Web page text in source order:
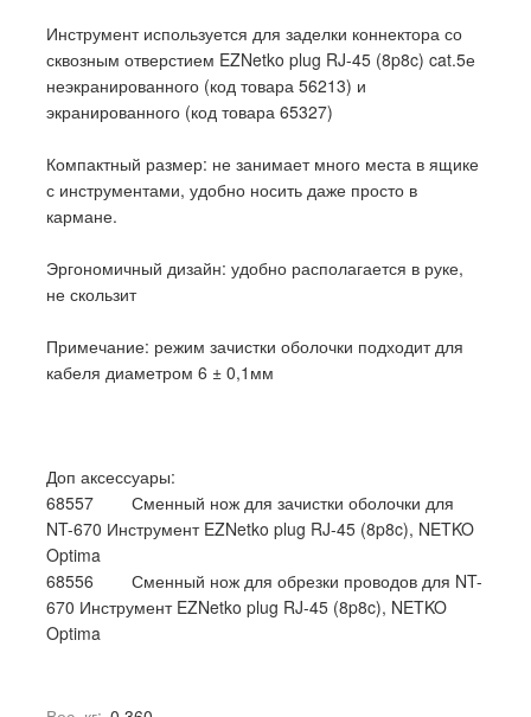
Инструмент используется для заделки коннектора со
сквозным отверстием EZNetko plug RJ-45 (8p8c) cat.5е
неэкранированного (код товара 56213) и
экранированного (код товара 65327)
Компактный размер: не занимает много места в ящике
с инструментами, удобно носить даже просто в
кармане.
Эргономичный дизайн: удобно располагается в руке,
не скользит
Примечание: режим зачистки оболочки подходит для
кабеля диаметром 6 ± 0,1мм
Доп аксессуары:
68557 Сменный нож для зачистки оболочки для
NT-670 Инструмент EZNetko plug RJ-45 (8p8c), NETKO
Optima
68556 Сменный нож для обрезки проводов для NT-
670 Инструмент EZNetko plug RJ-45 (8p8c), NETKO
Optima